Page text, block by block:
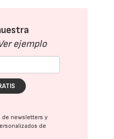
ejemplo
de newsletters y
de